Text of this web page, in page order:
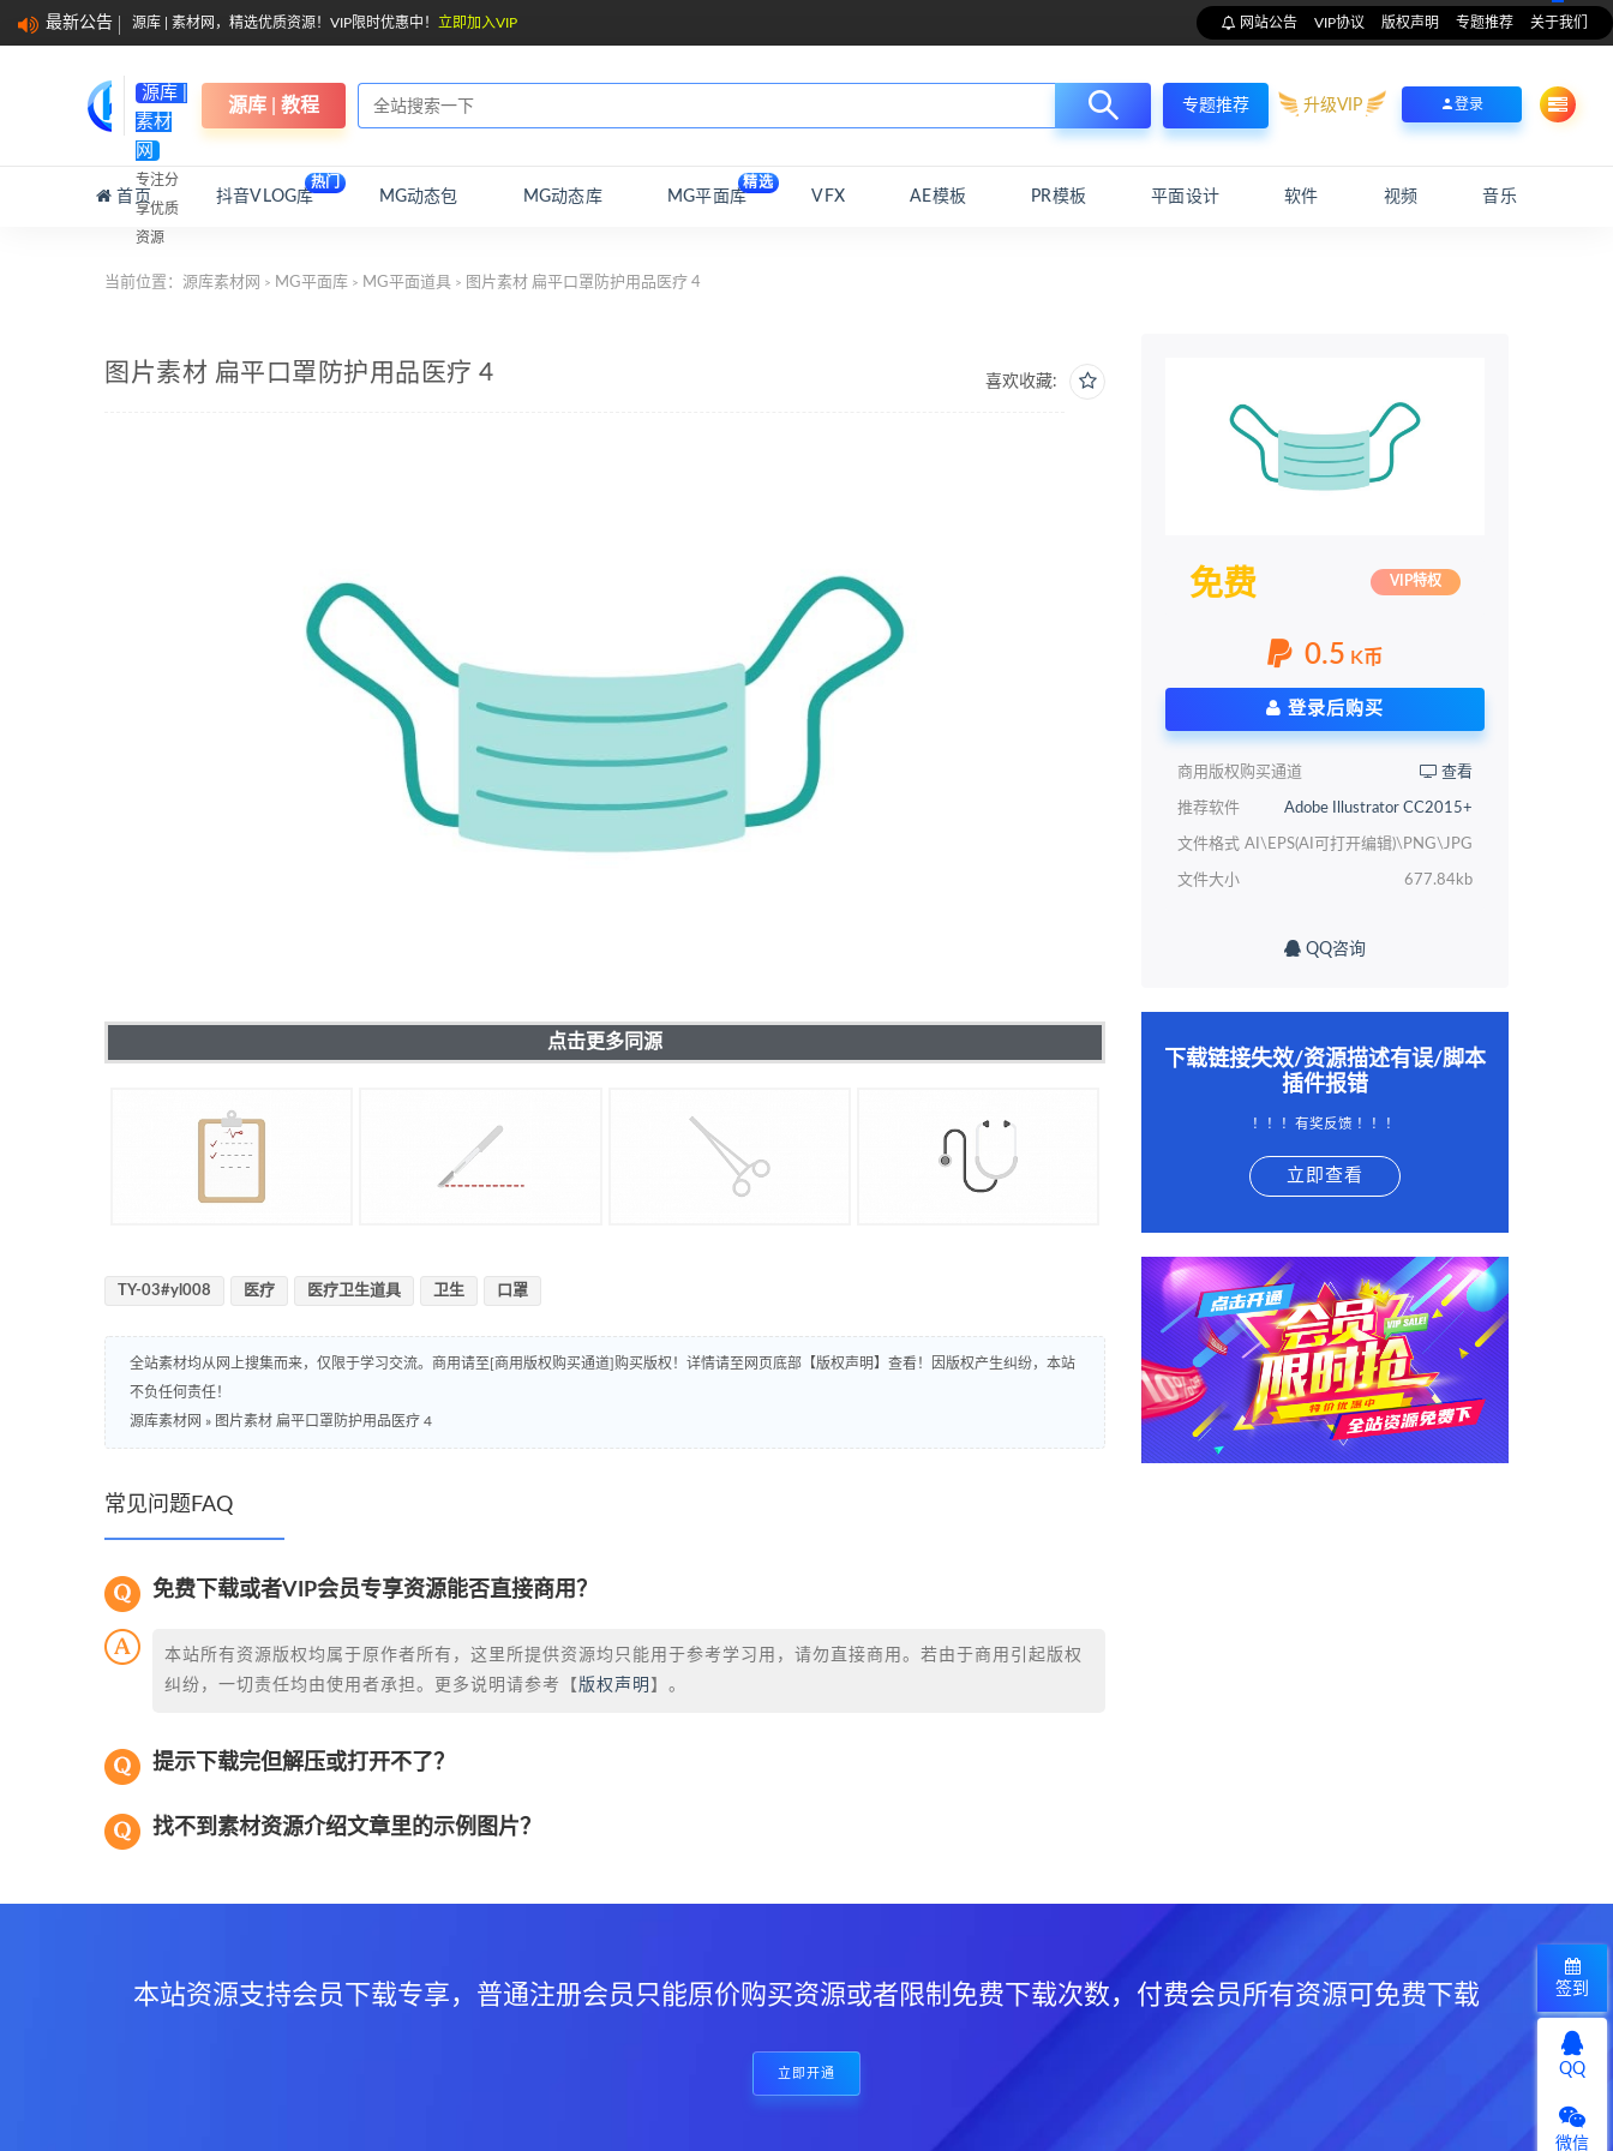
最新公告 源库 | 素材网，精选优质资源！VIP限时优惠中！ 立即加入VIP 网站公告 VIP协议 版权声明 专题推荐 关于我们
源库 |
素材
网
专注分
享优质
资源
源库 | 教程 专题推荐 升级VIP 登录
首页 抖音VLOG库
热门
MG动态包 MG动态库 MG平面库
精选
VFX AE模板 PR模板 平面设计 软件 视频 音乐
当前位置： 源库素材网 > MG平面库 > MG平面道具 > 图片素材 扁平口罩防护用品医疗 4
喜欢收藏:
图片素材 扁平口罩防护用品医疗 4
点击更多同源
TY-03#yl008 医疗 医疗卫生道具 卫生 口罩
全站素材均从网上搜集而来，仅限于学习交流。商用请至[商用版权购买通道]购买版权！详情请至网页底部【版权声明】查看！因版权产生纠纷，本站
不负任何责任！
源库素材网 » 图片素材 扁平口罩防护用品医疗 4
常见问题FAQ
免费下载或者VIP会员专享资源能否直接商用？
本站所有资源版权均属于原作者所有，这里所提供资源均只能用于参考学习用，请勿直接商用。若由于商用引起版权
纠纷，一切责任均由使用者承担。更多说明请参考【 版权声明 】。
提示下载完但解压或打开不了？
找不到素材资源介绍文章里的示例图片？
免费 VIP特权
0.5 K币
登录后购买
商用版权购买通道 查看
推荐软件 Adobe Illustrator CC2015+
文件格式 AI\EPS(AI可打开编辑)\PNG\JPG
文件大小 677.84kb
QQ咨询
下载链接失效/资源描述有误/脚本
插件报错
！！！有奖反馈 ！！！
立即查看
本站资源支持会员下载专享，普通注册会员只能原价购买资源或者限制免费下载次数，付费会员所有资源可免费下载
立即开通
签到
QQ
微信